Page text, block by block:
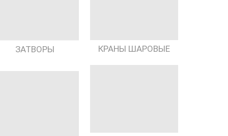
ЗАТВОРЫ КРАНЫ ШАРОВЫЕ